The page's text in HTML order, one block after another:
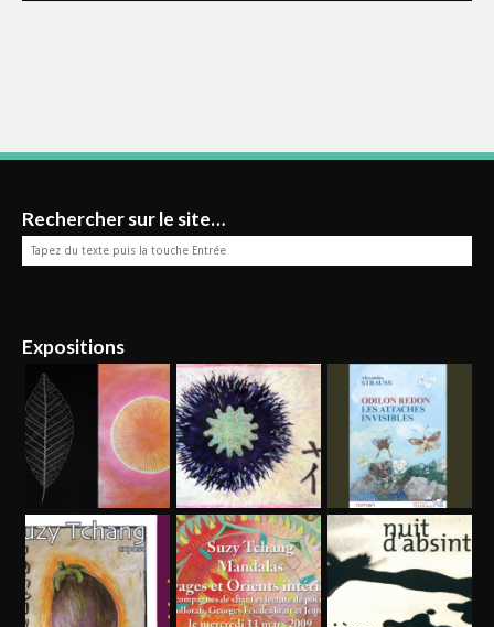
Rechercher sur le site…
Expositions